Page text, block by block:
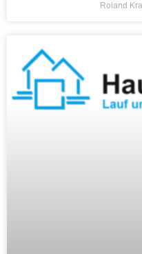
Roland